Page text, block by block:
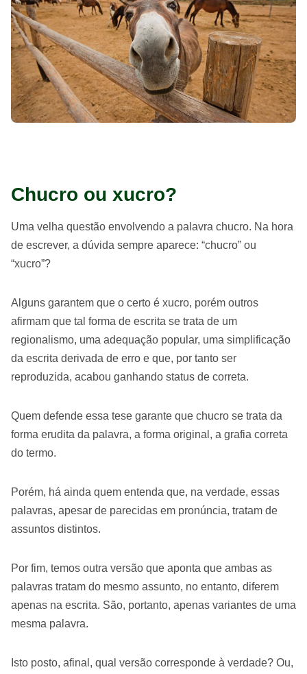
Chucro ou xucro?
Uma velha questão envolvendo a palavra chucro. Na hora
de escrever, a dúvida sempre aparece: “chucro” ou
“xucro”?
Alguns garantem que o certo é xucro, porém outros
afirmam que tal forma de escrita se trata de um
regionalismo, uma adequação popular, uma simplificação
da escrita derivada de erro e que, por tanto ser
reproduzida, acabou ganhando status de correta.
Quem defende essa tese garante que chucro se trata da
forma erudita da palavra, a forma original, a grafia correta
do termo.
Porém, há ainda quem entenda que, na verdade, essas
palavras, apesar de parecidas em pronúncia, tratam de
assuntos distintos.
Por fim, temos outra versão que aponta que ambas as
palavras tratam do mesmo assunto, no entanto, diferem
apenas na escrita. São, portanto, apenas variantes de uma
mesma palavra.
Isto posto, afinal, qual versão corresponde à verdade? Ou,